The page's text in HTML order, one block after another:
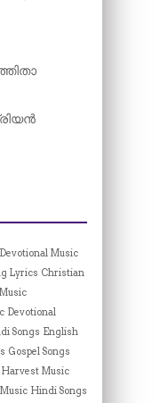
Music
Lyrics Christian
Devotional
Songs English
Gospel Songs
Harvest Music
Hindi Songs